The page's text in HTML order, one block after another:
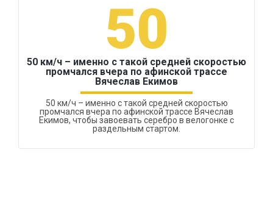
50
50 км/ч – именно с такой средней скоростью
промчался вчера по афинской трассе
Вячеслав Екимов
50 км/ч – именно с такой средней скоростью
промчался вчера по афинской трассе Вячеслав
Екимов, чтобы завоевать серебро в велогонке с
раздельным стартом.